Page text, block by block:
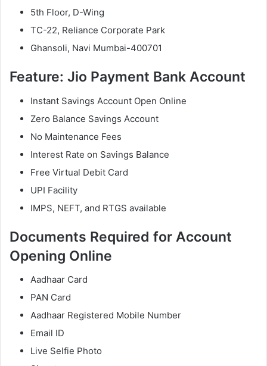
5th Floor, D-Wing
TC-22, Reliance Corporate Park
Ghansoli, Navi Mumbai-400701
Feature: Jio Payment Bank Account
Instant Savings Account Open Online
Zero Balance Savings Account
No Maintenance Fees
Interest Rate on Savings Balance
Free Virtual Debit Card
UPI Facility
IMPS, NEFT, and RTGS available
Documents Required for Account
Opening Online
Aadhaar Card
PAN Card
Aadhaar Registered Mobile Number
Email ID
Live Selfie Photo